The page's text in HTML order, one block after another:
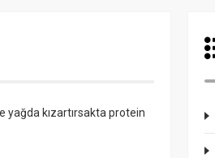
yağda kızartırsakta protein